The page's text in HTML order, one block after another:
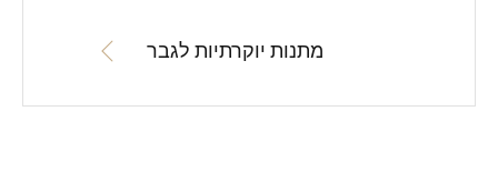
מתנות יוקרתיות לגבר